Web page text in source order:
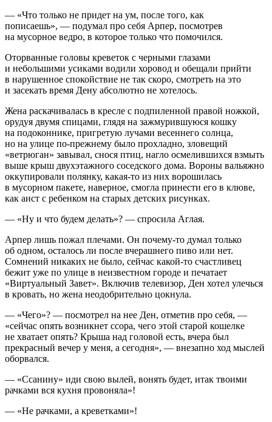
— «Что только не придет на ум, после того, как
пописаешь», — подумал про себя Арпер, посмотрев
на мусорное ведро, в которое только что помочился.
Оторванные головы креветок с черными глазами
и небольшими усиками водили хоровод и обещали прийти
в нарушенное спокойствие не так скоро, смотреть на это
и засекать время Дену абсолютно не хотелось.
Жена раскачивалась в кресле с подпиленной правой ножкой,
орудуя двумя спицами, глядя на зажмурившуюся кошку
на подоконнике, пригретую лучами весеннего солнца,
но на улице по-прежнему было прохладно, зловещий
«ветрюган» завывал, снося птиц, нагло осмелившихся взмыть
выше крыш двухэтажного соседского дома. Вороны вальяжно
оккупировали полянку, какая-то из них ворошилась
в мусорном пакете, наверное, смогла принести его в клюве,
как аист с ребенком на старых детских рисунках.
— «Ну и что будем делать»? — спросила Аглая.
Арпер лишь пожал плечами. Он почему-то думал только
об одном, осталось ли после вчерашнего пиво или нет.
Сомнений никаких не было, сейчас какой-то счастливец
бежит уже по улице в неизвестном городе и печатает
«Виртуальный Завет». Включив телевизор, Ден хотел улечься
в кровать, но жена неодобрительно цокнула.
— «Чего»? — посмотрел на нее Ден, отметив про себя, —
«сейчас опять возникнет ссора, чего этой старой кошелке
не хватает опять? Крыша над головой есть, вчера был
прекрасный вечер у меня, а сегодня», — внезапно ход мыслей
оборвался.
— «Ссанину» иди свою вылей, вонять будет, итак твоими
рачками вся кухня провоняла»!
— «Не рачками, а креветками»!